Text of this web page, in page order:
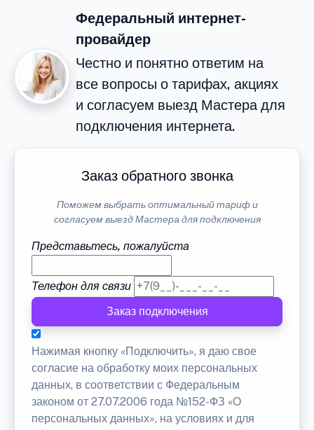
Федеральный интернет-
провайдер
Честно и понятно ответим на
все вопросы о тарифах, акциях
и согласуем выезд Мастера для
подключения интернета.
Заказ обратного звонка
Поможем выбрать оптимальный тариф и
согласуем выезд Мастера для подключения
Представьтесь, пожалуйста
Телефон для связи
Заказ подключения
Нажимая кнопку «Подключить», я даю свое
согласие на обработку моих персональных
данных, в соответствии с Федеральным
законом от 27.07.2006 года №152-ФЗ «О
персональных данных», на условиях и для